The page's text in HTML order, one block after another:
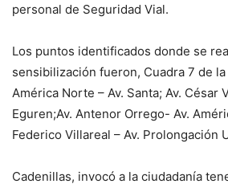
personal de Seguridad Vial.
Los puntos identificados donde se
sensibilización fueron, Cuadra 7 de la
América Norte – Av. Santa; Av. César
Eguren;Av. Antenor Orrego- Av.
Federico Villareal – Av. Prolongación
Cadenillas, invocó a la ciudadanía